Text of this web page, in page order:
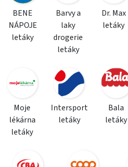
BENE
NÁPOJE
letáky
Barvy a
laky
drogerie
letáky
Dr. Max
letáky
Moje
lékárna
letáky
Intersport
letáky
Bala
letáky